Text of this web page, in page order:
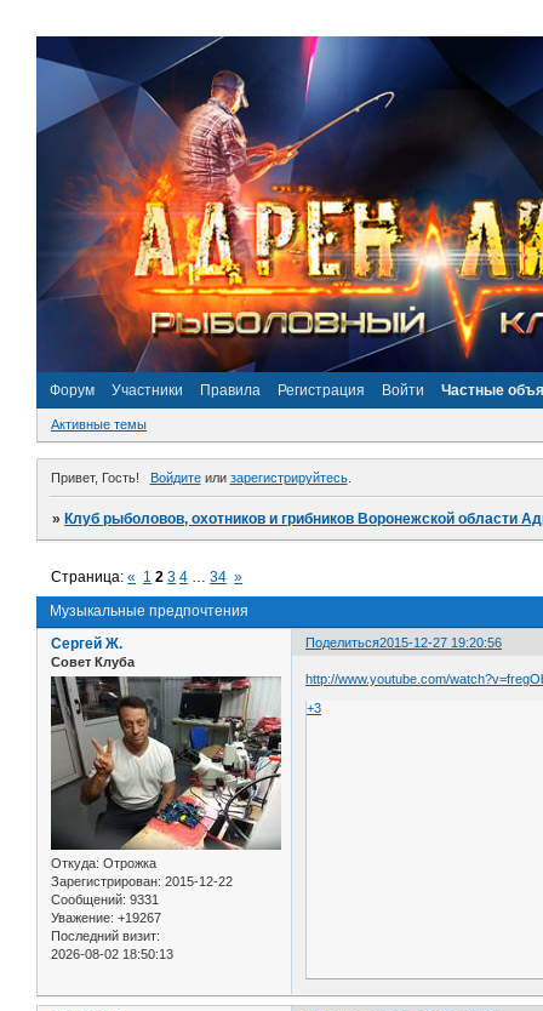
Форум Участники Правила Регистрация Войти Частные
Активные темы
Привет, Гость! Войдитеили зарегистрируйтесь.
» Клуб рыболовов, охотников и грибников Воронежской области
Музыкальные предпочтения
Страница:« 1 2 3 4 … 34 »
Поделиться2015-12-27 19:20:56
Сергей Ж.
Совет Клуба
Откуда: Отрожка
Зарегистрирован: 2015-12-22
Сообщений: 9331
Уважение: +19267
Последний визит:
2026-08-02 18:50:13
http://www.youtube.com/
+3